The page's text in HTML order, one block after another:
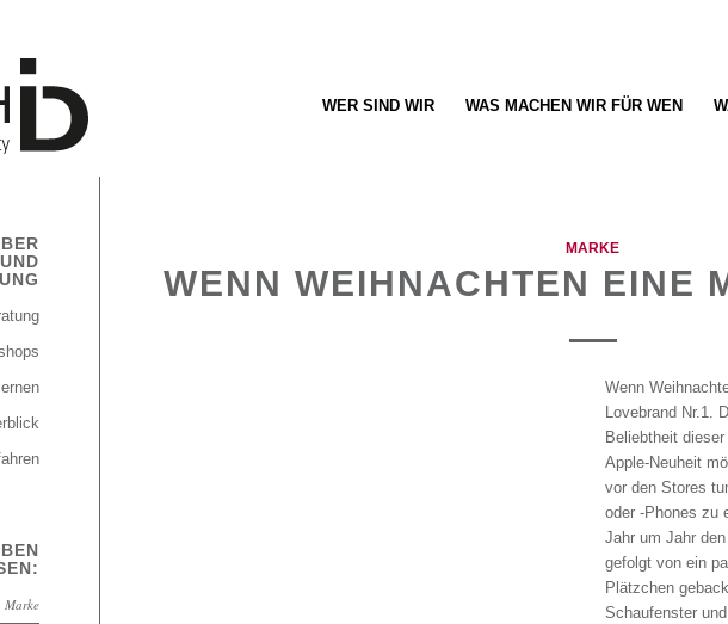
WER SIND WIR WAS MACHEN WIR FÜR WEN
MARKE
WENN WEIHNACHTEN EINE
Wenn
Lovebrand Nr.1.
Beliebtheit
Apple-Neuheit
vor den Stores
oder -Phones zu
Jahr um Jahr
gefolgt von ein
Plätzchen
Schaufenster
Marke